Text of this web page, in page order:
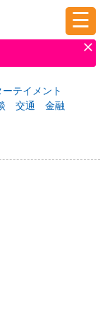
☰
ーテイメント
交通
金融